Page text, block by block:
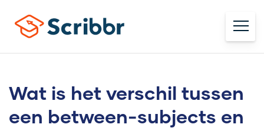
Wat is het verschil tussen
een between-subjects en